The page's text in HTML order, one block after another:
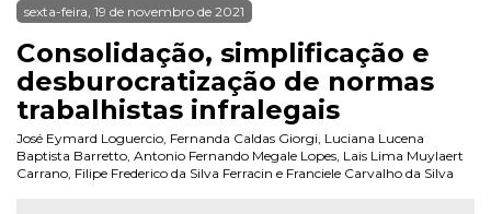
sexta-feira, 19 de novembro de 2021
Consolidação, simplificação e
desburocratização de normas
trabalhistas infralegais
José Eymard Loguercio, Fernanda Caldas Giorgi, Luciana Lucena
Baptista Barretto, Antonio Fernando Megale Lopes, Lais Lima Muylaert
Carrano, Filipe Frederico da Silva Ferracin e Franciele Carvalho da Silva